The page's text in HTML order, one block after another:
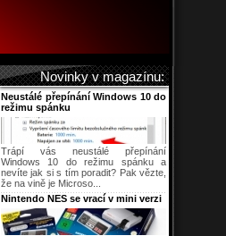
Novinky v magazínu:
Neustálé přepínání Windows 10 do
režimu spánku
Trápí vás neustálé přepínání
Windows 10 do režimu spánku a
nevíte jak si s tím poradit? Pak vězte,
že na vině je Microso...
Nintendo NES se vrací v mini verzi